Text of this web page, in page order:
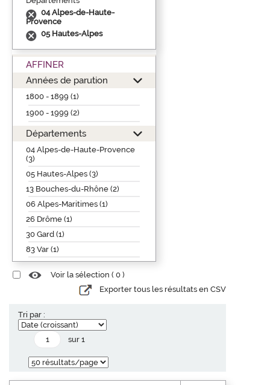
04 Alpes-de-Haute-
Provence
05 Hautes-Alpes
AFFINER
Années de parution
1800 - 1899 (1)
1900 - 1999 (2)
Départements
04 Alpes-de-Haute-Provence
(3)
05 Hautes-Alpes (3)
13 Bouches-du-Rhône (2)
06 Alpes-Maritimes (1)
26 Drôme (1)
30 Gard (1)
83 Var (1)
Voir la sélection ( 0 )
Exporter tous les résultats en CSV
Tri par :
sur 1